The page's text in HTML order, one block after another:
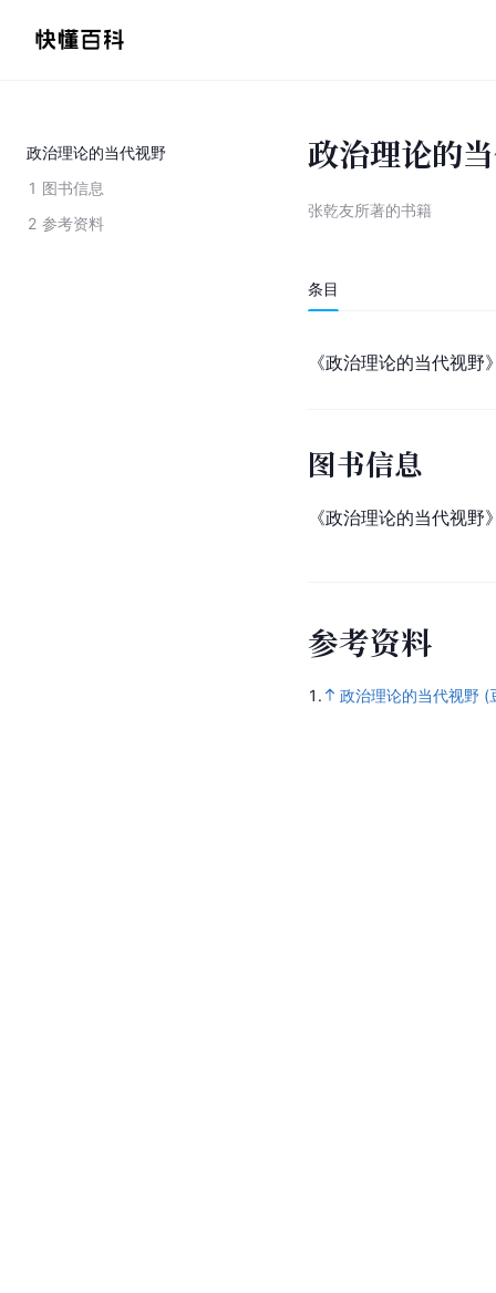
政治理论的当代视野
1 图书信息
2 参考资料
政治理论的
张乾友所著的书籍
条目
《政治理论的当代视
图书信息
《政治理论的当代视
参考资料
1. 政治理论的当代视野 (